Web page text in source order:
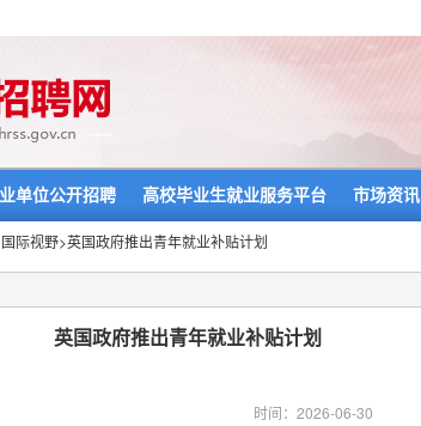
单位公开招聘 高校毕业生就业服务平台 市场资讯
国际视野>英国政府推出青年就业补贴计划
英国政府推出青年就业补贴计划
时间：2026-06-30